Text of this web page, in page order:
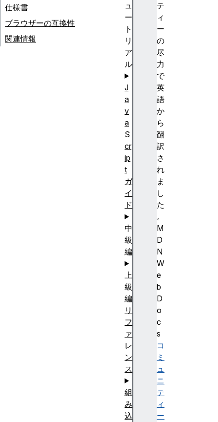
テ
ィ
ー
の
尽
力
で
英
語
か
ら
翻
訳
さ
れ
ま
し
た
。
M
D
N
W
e
b
D
o
c
s
コ
ミ
ュ
ニ
テ
ィ
ー
仕様書
ブラウザーの互換性
関連情報
ュ
ー
ト
リ
ア
ル
J
a
v
a
S
cr
ip
t
ガ
イ
ド
中
級
編
上
級
編
リ
フ
ァ
レ
ン
ス
組
み
込